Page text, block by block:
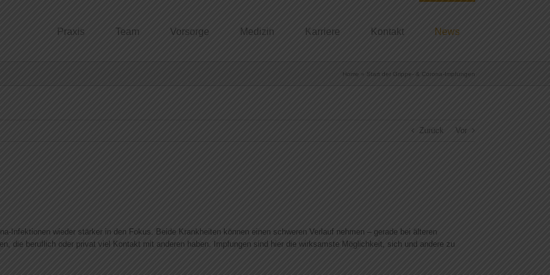
Praxis Team Vorsorge Medizin Karriere Kontakt News
Home » Start der Grippe- & Corona-Impfungen
Zurück Vor
Infektionen wieder stärker in den Fokus. Beide Krankheiten können einen schweren Verlauf nehmen – gerade bei älteren
die beruflich oder privat viel Kontakt mit anderen haben. Impfungen sind hier die wirksamste Möglichkeit, sich und andere zu